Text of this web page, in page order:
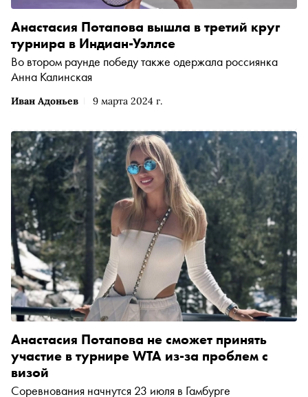
Иван Адоньев 9 марта 2024 г.
Анастасия Потапова вышла в третий круг
турнира в Индиан-Уэллсе
Во втором раунде победу также одержала россиянка
Анна Калинская
Анастасия Потапова не сможет принять
участие в турнире WTA из-за проблем с
визой
Соревнования начнутся 23 июля в Гамбурге